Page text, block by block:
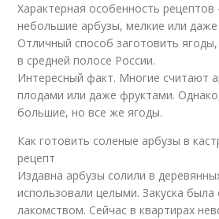
Характерная особенность
небольшие арбузы, мелкие или
Отличный способ заготовить
в средней полосе России.
Интересный факт. Многие считают
плодами или даже фруктами.
большие, но все же ягоды.
Как готовить соленые арбузы в
рецепт
Издавна арбузы солили в
использовали целыми. Закуска
лакомством. Сейчас в квартирах